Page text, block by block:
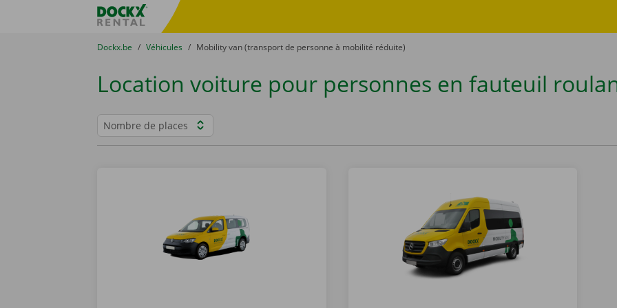
sitename
You are here:
du
Dockx.be to
Véhicules to
Mobility van (transport de personne à mobilité réduite)
Location voiture pour personnes en fauteuil
Filters
Filter your results
Nombre de places